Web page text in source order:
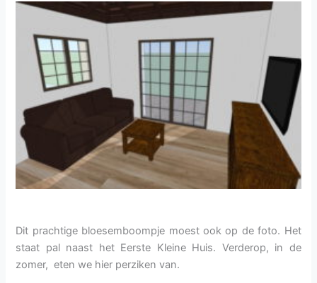
Dit prachtige bloesemboompje moest ook op de foto. Het
staat pal naast het Eerste Kleine Huis. Verderop, in de
zomer, eten we hier perziken van.